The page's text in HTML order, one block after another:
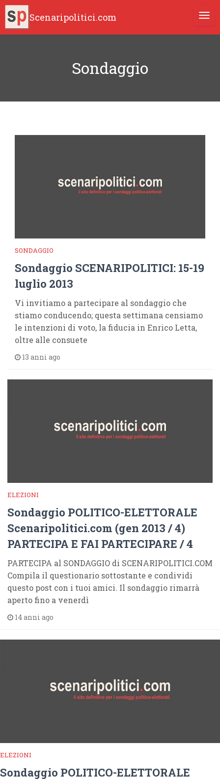
Scenaripolitici.com
Sondaggio
SONDAGGIO
Sondaggio SCENARIPOLITICI: 15-19
luglio 2013
Vi invitiamo a partecipare al sondaggio che
stiamo conducendo; questa settimana censiamo
le intenzioni di voto, la fiducia in Enrico Letta,
oltre alle consuete
13 anni ago
ELEZIONI
Sondaggio POLITICO-ELETTORALE
Scenaripolitici.com (gen 2013 / 4)
PARTECIPA E FAI PARTECIPARE / 4
PARTECIPA al SONDAGGIO di SCENARIPOLITICI.COM
Compila il questionario sottostante e condividi
questo post con i tuoi amici. Il sondaggio rimarrà
aperto fino a venerdì
14 anni ago
ELEZIONI
Sondaggio POLITICO-ELETTORALE